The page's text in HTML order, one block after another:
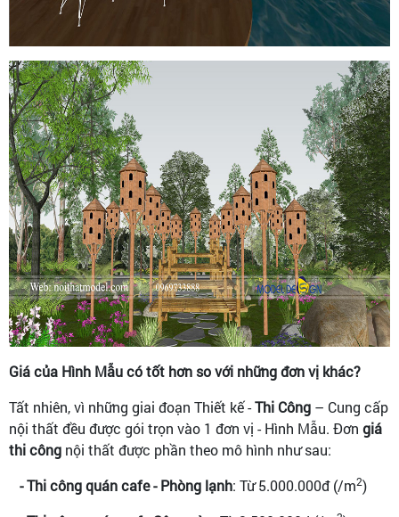
Giá của Hình Mẫu có tốt hơn so với những đơn vị khác?
Tất nhiên, vì những giai đoạn Thiết kế -Thi Công – Cung cấp
nội thất đều được gói trọn vào 1 đơn vị - Hình Mẫu. Đơn giá
thi công nội thất được phần theo mô hình như sau:
- Thi công quán cafe - Phòng lạnh: Từ 5.000.000đ (/m2)